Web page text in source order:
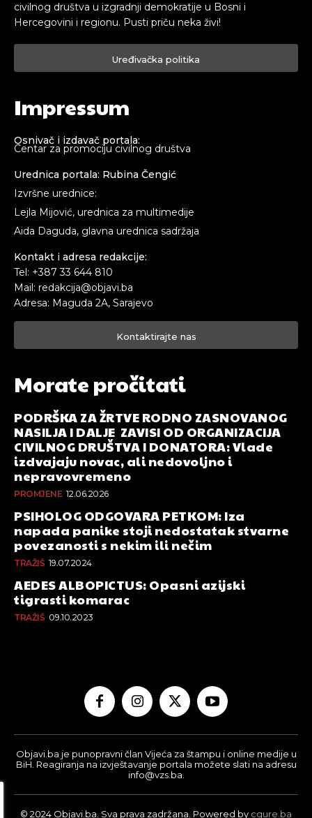
civilnog društva u izgradnji demokratije u Bosni i
Hercegovini i regionu. Pusti priču neka živi!
Uređivačka politika
Impressum
Osnivač i izdavač portala:
Centar za promociju civilnog društva
Urednica portala: Rubina Čengić
Izvršne urednice:
Lejla Mijović, urednica za multimedije
Aida Daguda, glavna urednica sadržaja
Kontakt i adresa redakcije:
Tel: +387 33 644 810
Mail: redakcija@objavi.ba
Adresa: Maguda 2A, Sarajevo
Kontaktirajte nas
Morate pročitati
PODRŠKA ZA ŽRTVE RODNO ZASNOVANOG
NASILJA I DALJE ZAVISI OD ORGANIZACIJA
CIVILNOG DRUŠTVA I DONATORA: Vlade
izdvajaju novac, ali nedovoljno i
nepravovremeno
PROMJENE 12.06.2026
PSIHOLOG ODGOVARA PETKOM: Iza
napada panike stoji nedostatak stvarne
povezanosti s nekim ili nečim
TRAŽIŠ 19.07.2024
AEDES ALBOPICTUS: Opasni azijski
tigrasti komarac
TRAŽIŠ 09.10.2023
Objavi.ba je punopravni član Vijeća za štampu i online medije u
BiH. Reagiranja na izvještavanje portala možete slati na adresu
info@vzs.ba.
© 2024 Objavi.ba. Sva prava zadržana. Powered by cqure.ba